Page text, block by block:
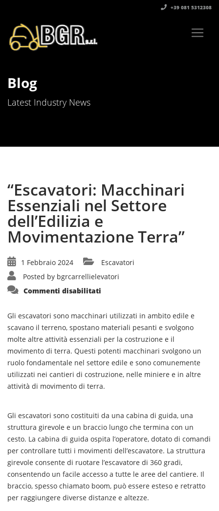
+39 081 5312308‬
Blog
Latest Industry News
“Escavatori: Macchinari
Essenziali nel Settore
dell’Edilizia e
Movimentazione Terra”
1 Febbraio 2024
Escavatori
Posted by bgrcarrellielevatori
Commenti disabilitati
nel
dell’Edilizia
e
Movimentazione
Terra”
Gli escavatori sono macchinari utilizzati in ambito edile e
scavano il terreno, spostano materiali pesanti e svolgono
molte altre attività essenziali per la costruzione e il
movimento di terra. Questi potenti macchinari svolgono un
ruolo fondamentale nel settore edile e sono comunemente
utilizzati nei cantieri di costruzione, nelle miniere e in altre
attività di movimento di terra.
Gli escavatori sono costituiti da una cabina di guida, una
struttura girevole e un braccio lungo che termina con un
cesto. La cabina di guida ospita l’operatore, dotato di comandi
per controllare tutti i movimenti dell’escavatore. La struttura
girevole consente di ruotare l’escavatore di 360 gradi,
consentendo un facile accesso a tutte le aree del cantiere. Il
braccio, spesso chiamato boom, può essere esteso e retratto
per raggiungere diverse distanze e altezze.